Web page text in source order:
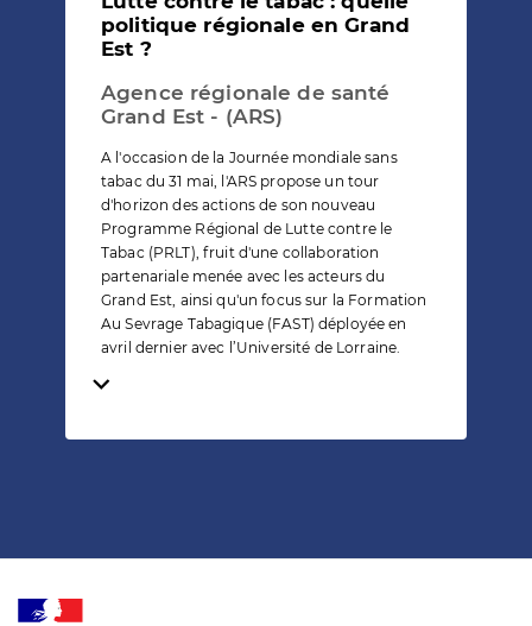
politique régionale en Grand
Est ?
Agence régionale de santé
Grand Est - (ARS)
A l'occasion de la Journée mondiale sans
tabac du 31 mai, l'ARS propose un tour
d'horizon des actions de son nouveau
Programme Régional de Lutte contre le
Tabac (PRLT), fruit d'une collaboration
partenariale menée avec les acteurs du
Grand Est, ainsi qu'un focus sur la Formation
Au Sevrage Tabagique (FAST) déployée en
avril dernier avec l’Université de Lorraine.
Temps de lecture